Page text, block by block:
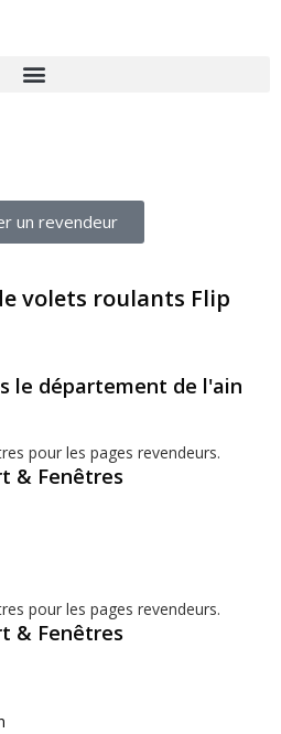
un revendeur
volets roulants Flip
le département de l'ain
& Fenêtres
& Fenêtres